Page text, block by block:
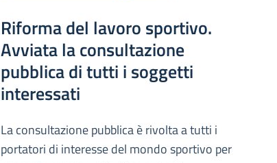
Riforma del lavoro sportivo.
Avviata la consultazione
pubblica di tutti i soggetti
interessati
La consultazione pubblica è rivolta a tutti i
portatori di interesse del mondo sportivo per